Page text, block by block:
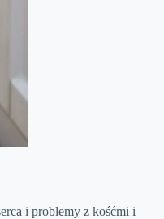
i problemy z kośćmi i